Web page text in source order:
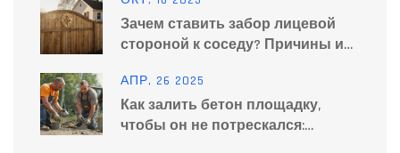
Зачем ставить забор лицевой
стороной к соседу? Причины и
АПР, 26 2025
Как залить бетон площадку,
чтобы он не потрескался: